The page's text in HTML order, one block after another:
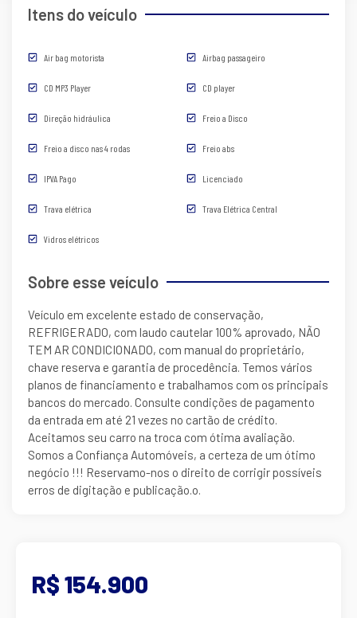
Itens do veículo
Air bag motorista Airbag passageiro
CD MP3 Player CD player
Direção hidráulica Freio a Disco
Freio a disco nas 4 rodas Freio abs
IPVA Pago Licenciado
Trava elétrica Trava Elétrica Central
Vidros elétricos
Sobre esse veículo
Veículo em excelente estado de conservação,
REFRIGERADO, com laudo cautelar 100% aprovado, NÃO
TEM AR CONDICIONADO, com manual do proprietário,
chave reserva e garantia de procedência. Temos vários
planos de financiamento e trabalhamos com os principais
bancos do mercado. Consulte condições de pagamento
da entrada em até 21 vezes no cartão de crédito.
Aceitamos seu carro na troca com ótima avaliação.
Somos a Confiança Automóveis, a certeza de um ótimo
negócio !!! Reservamo-nos o direito de corrigir possíveis
erros de digitação e publicação.o.
R$ 154.900